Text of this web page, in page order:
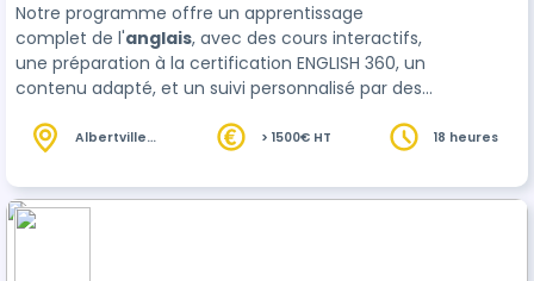
Notre programme offre un apprentissage
complet de l'anglais, avec des cours interactifs,
une préparation à la certification ENGLISH 360, un
contenu adapté, et un suivi personnalisé par des
linguistique et la réussite de l'examen.
Albertville
> 1500€ HT 18 heures